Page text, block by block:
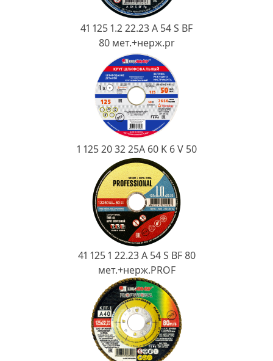
41 125 1.2 22.23 A 54 S BF
80 мет.+нерж.pr
1 125 20 32 25А 60 K 6 V 50
41 125 1 22.23 A 54 S BF 80
мет.+нерж.PROF